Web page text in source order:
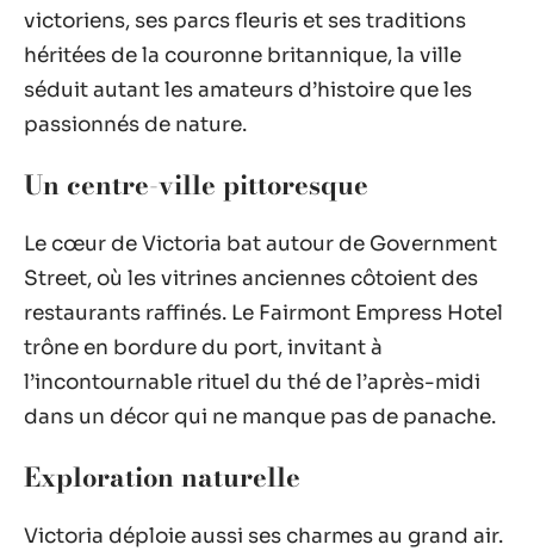
victoriens, ses parcs fleuris et ses traditions
héritées de la couronne britannique, la ville
séduit autant les amateurs d’histoire que les
passionnés de nature.
Un centre-ville pittoresque
Le cœur de Victoria bat autour de Government
Street, où les vitrines anciennes côtoient des
restaurants raffinés. Le Fairmont Empress Hotel
trône en bordure du port, invitant à
l’incontournable rituel du thé de l’après-midi
dans un décor qui ne manque pas de panache.
Exploration naturelle
Victoria déploie aussi ses charmes au grand air.